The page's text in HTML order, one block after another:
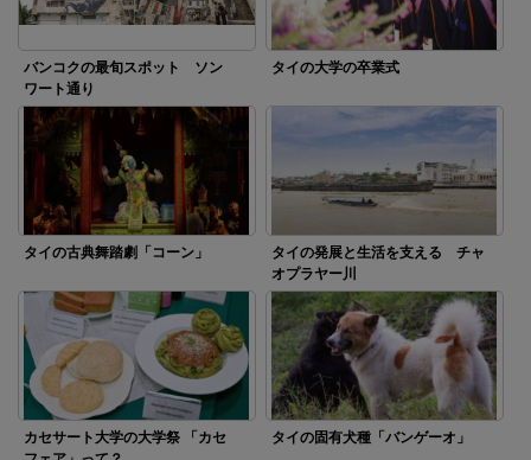
バンコクの最旬スポット ソン
ワート通り
タイの大学の卒業式
タイの古典舞踏劇「コーン」
タイの発展と生活を支える チャ
オプラヤー川
カセサート大学の大学祭 「カセ
タイの固有犬種「バンゲーオ」